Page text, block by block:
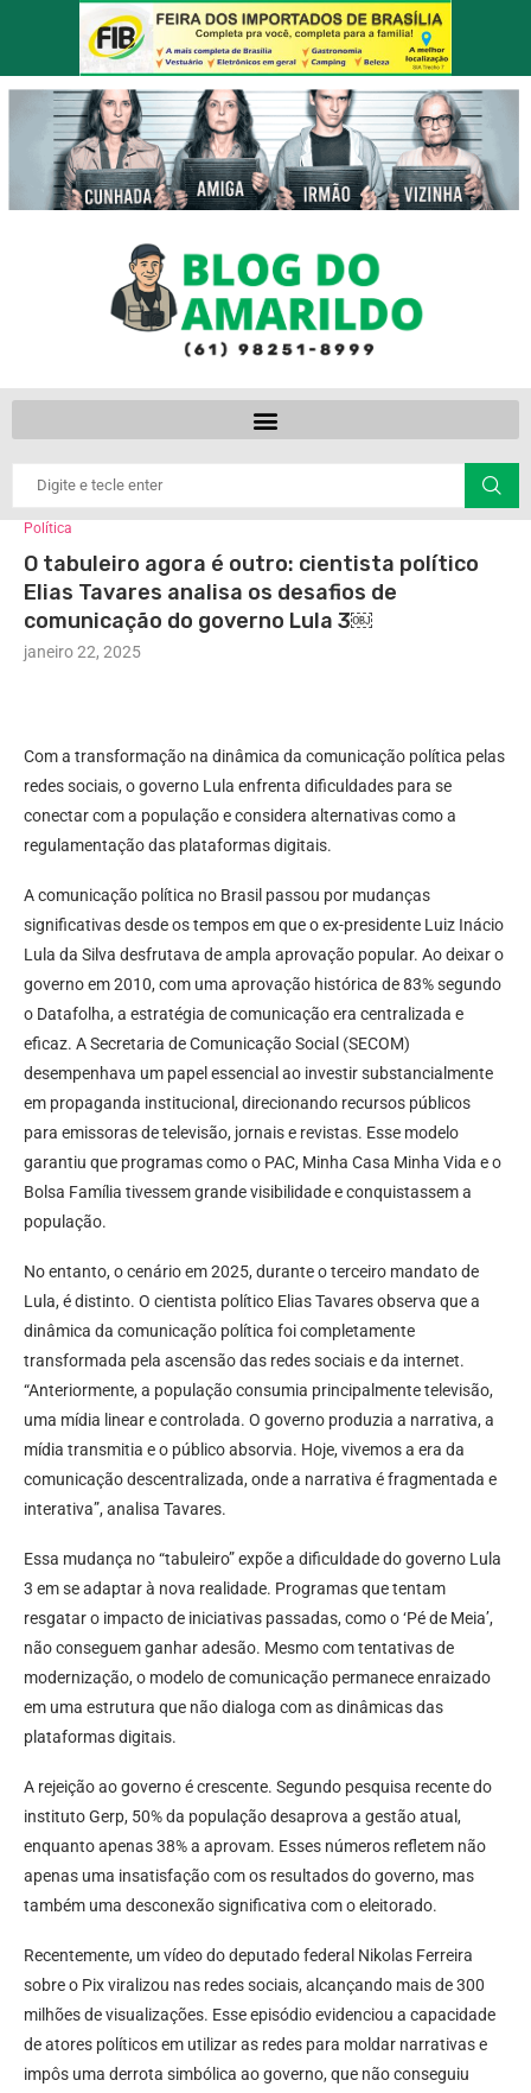
Política
O tabuleiro agora é outro: cientista político
Elias Tavares analisa os desafios de
comunicação do governo Lula 3￼
janeiro 22, 2025
Com a transformação na dinâmica da comunicação política pelas
redes sociais, o governo Lula enfrenta dificuldades para se
conectar com a população e considera alternativas como a
regulamentação das plataformas digitais.
A comunicação política no Brasil passou por mudanças
significativas desde os tempos em que o ex-presidente Luiz Inácio
Lula da Silva desfrutava de ampla aprovação popular. Ao deixar o
governo em 2010, com uma aprovação histórica de 83% segundo
o Datafolha, a estratégia de comunicação era centralizada e
eficaz. A Secretaria de Comunicação Social (SECOM)
desempenhava um papel essencial ao investir substancialmente
em propaganda institucional, direcionando recursos públicos
para emissoras de televisão, jornais e revistas. Esse modelo
garantiu que programas como o PAC, Minha Casa Minha Vida e o
Bolsa Família tivessem grande visibilidade e conquistassem a
população.
No entanto, o cenário em 2025, durante o terceiro mandato de
Lula, é distinto. O cientista político Elias Tavares observa que a
dinâmica da comunicação política foi completamente
transformada pela ascensão das redes sociais e da internet.
“Anteriormente, a população consumia principalmente televisão,
uma mídia linear e controlada. O governo produzia a narrativa, a
mídia transmitia e o público absorvia. Hoje, vivemos a era da
comunicação descentralizada, onde a narrativa é fragmentada e
interativa”, analisa Tavares.
Essa mudança no “tabuleiro” expõe a dificuldade do governo Lula
3 em se adaptar à nova realidade. Programas que tentam
resgatar o impacto de iniciativas passadas, como o ‘Pé de Meia’,
não conseguem ganhar adesão. Mesmo com tentativas de
modernização, o modelo de comunicação permanece enraizado
em uma estrutura que não dialoga com as dinâmicas das
plataformas digitais.
A rejeição ao governo é crescente. Segundo pesquisa recente do
instituto Gerp, 50% da população desaprova a gestão atual,
enquanto apenas 38% a aprovam. Esses números refletem não
apenas uma insatisfação com os resultados do governo, mas
também uma desconexão significativa com o eleitorado.
Recentemente, um vídeo do deputado federal Nikolas Ferreira
sobre o Pix viralizou nas redes sociais, alcançando mais de 300
milhões de visualizações. Esse episódio evidenciou a capacidade
de atores políticos em utilizar as redes para moldar narrativas e
impôs uma derrota simbólica ao governo, que não conseguiu